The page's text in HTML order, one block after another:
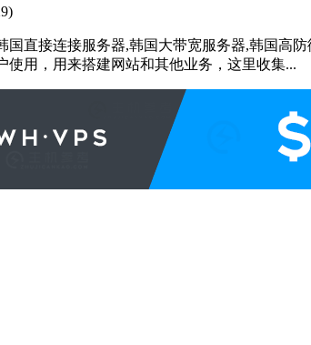
国直接连接服务器,韩国大带宽服务器,韩国高
使用，用来搭建网站和其他业务，这里收集...